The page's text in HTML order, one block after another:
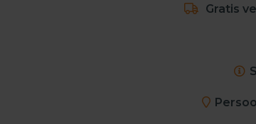
Gratis